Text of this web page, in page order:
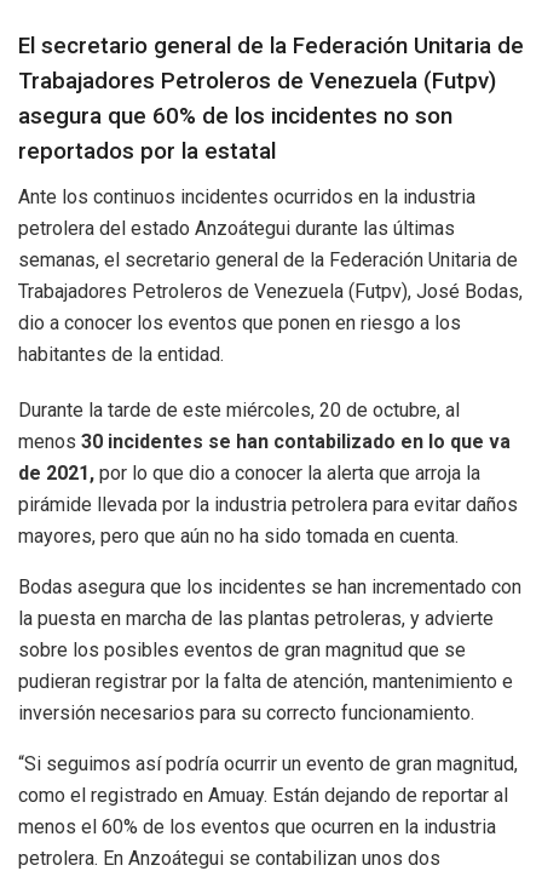
El secretario general de la Federación Unitaria de
Trabajadores Petroleros de Venezuela (Futpv)
asegura que 60% de los incidentes no son
reportados por la estatal
Ante los continuos incidentes ocurridos en la industria
petrolera del estado Anzoátegui durante las últimas
semanas, el secretario general de la Federación Unitaria de
Trabajadores Petroleros de Venezuela (Futpv), José Bodas,
dio a conocer los eventos que ponen en riesgo a los
habitantes de la entidad.
Durante la tarde de este miércoles, 20 de octubre, al
menos 30 incidentes se han contabilizado en lo que va
de 2021, por lo que dio a conocer la alerta que arroja la
pirámide llevada por la industria petrolera para evitar daños
mayores, pero que aún no ha sido tomada en cuenta.
Bodas asegura que los incidentes se han incrementado con
la puesta en marcha de las plantas petroleras, y advierte
sobre los posibles eventos de gran magnitud que se
pudieran registrar por la falta de atención, mantenimiento e
inversión necesarios para su correcto funcionamiento.
“Si seguimos así podría ocurrir un evento de gran magnitud,
como el registrado en Amuay. Están dejando de reportar al
menos el 60% de los eventos que ocurren en la industria
petrolera. En Anzoátegui se contabilizan unos dos